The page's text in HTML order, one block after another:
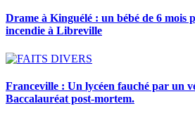
Drame à Kinguélé : un bébé de 6 mois
incendie à Libreville
Franceville : Un lycéen fauché par un
Baccalauréat post-mortem.